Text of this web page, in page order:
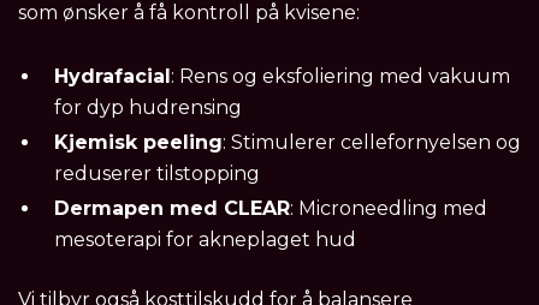
som ønsker å få kontroll på kvisene:
Hydrafacial: Rens og eksfoliering med vakuum
for dyp hudrensing
Kjemisk peeling: Stimulerer cellefornyelsen og
reduserer tilstopping
Dermapen med CLEAR: Microneedling med
mesoterapi for akneplaget hud
Vi tilbyr også kosttilskudd for å balansere